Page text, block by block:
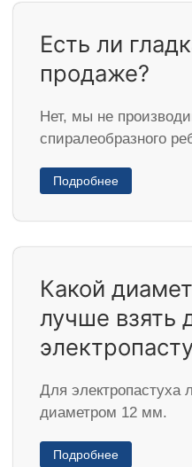
Есть ли
продаже?
Нет, мы не
спиралеобразного
Подробнее
Какой
лучше взять
Для электропастуха
диаметром 12 мм.
Подробнее